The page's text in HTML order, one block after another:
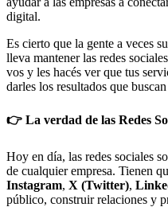
digital.
Es cierto que la gente a veces
lleva mantener las redes
vos y les hacés ver que tus
darles los resultados que
👉 La verdad de las Redes
Hoy en día, las redes sociales
de cualquier empresa. Tienen
Instagram, X (Twitter),
público, construir relaciones y